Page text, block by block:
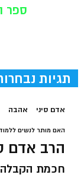
ספר
תגיות
אדם סיני אהבה
האם מותר לנשים
הרב אדם
חכמת הקבלה